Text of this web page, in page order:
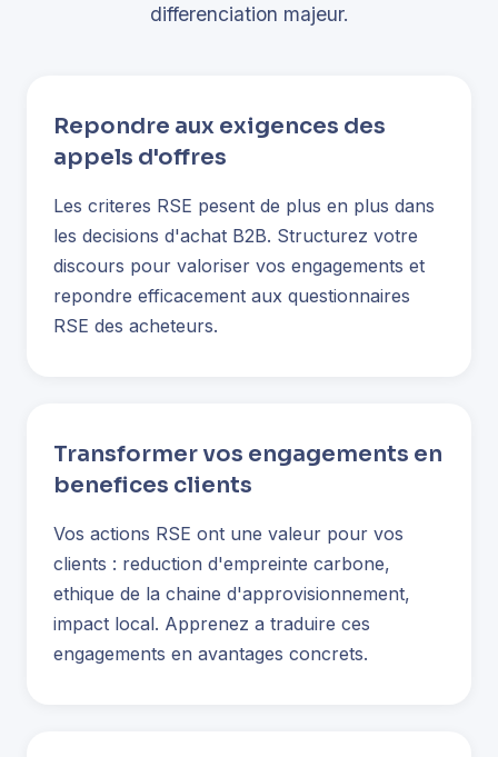
differenciation majeur.
Repondre aux exigences des
appels d'offres
Les criteres RSE pesent de plus en plus dans
les decisions d'achat B2B. Structurez votre
discours pour valoriser vos engagements et
repondre efficacement aux questionnaires
RSE des acheteurs.
Transformer vos engagements en
benefices clients
Vos actions RSE ont une valeur pour vos
clients : reduction d'empreinte carbone,
ethique de la chaine d'approvisionnement,
impact local. Apprenez a traduire ces
engagements en avantages concrets.